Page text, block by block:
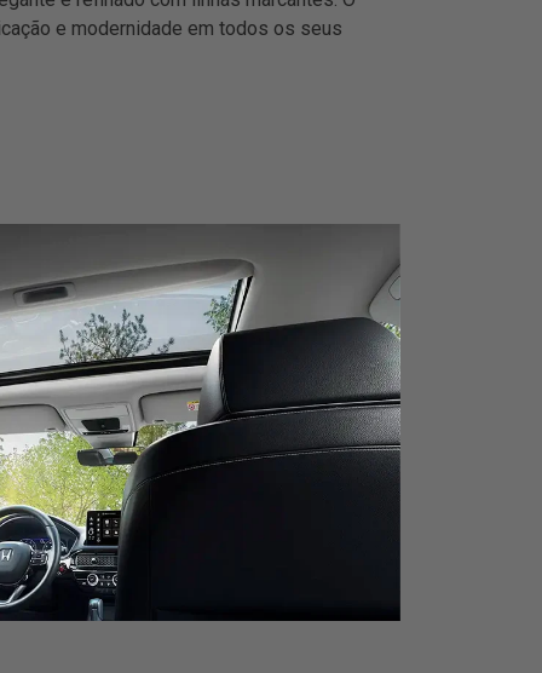
e modernidade em todos os seus